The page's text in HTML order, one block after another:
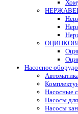
Насосное
Насосные
Насосы
Насосы